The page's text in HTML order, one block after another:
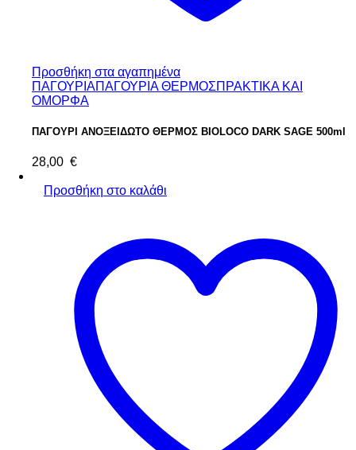
Προσθήκη στα αγαπημένα
ΠΑΓΟΥΡΙΑΠΑΓΟΥΡΙΑ ΘΕΡΜΟΣΠΡΑΚΤΙΚΑ ΚΑΙ
ΟΜΟΡΦΑ
ΠΑΓΟΥΡΙ ΑΝΟΞΕΙΔΩΤΟ ΘΕΡΜΟΣ BIOLOCO DARK SAGE 500ml
28,00 €
Προσθήκη στο καλάθι